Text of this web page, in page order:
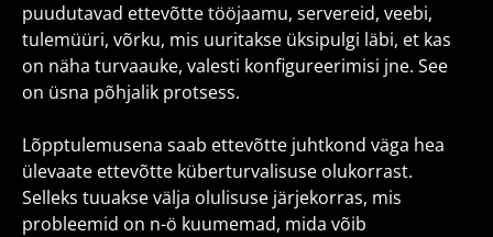
puudutavad ettevõtte tööjaamu, servereid, veebi,
tulemüüri, võrku, mis uuritakse üksipulgi läbi, et kas
on näha turvaauke, valesti konfigureerimisi jne. See
on üsna põhjalik protsess.
Lõpptulemusena saab ettevõtte juhtkond väga hea
ülevaate ettevõtte küberturvalisuse olukorrast.
Selleks tuuakse välja olulisuse järjekorras, mis
probleemid on n-ö kuumemad, mida võib